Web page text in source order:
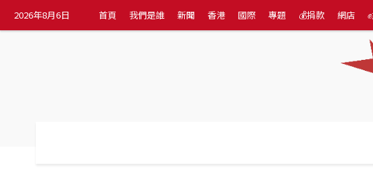
2026年8月6日 首頁 我們是誰 新聞 香港 國際 專題 💰捐款 網店